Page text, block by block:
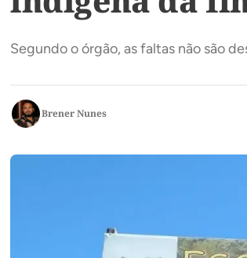
Segundo o órgão, as faltas não são
Brener Nunes